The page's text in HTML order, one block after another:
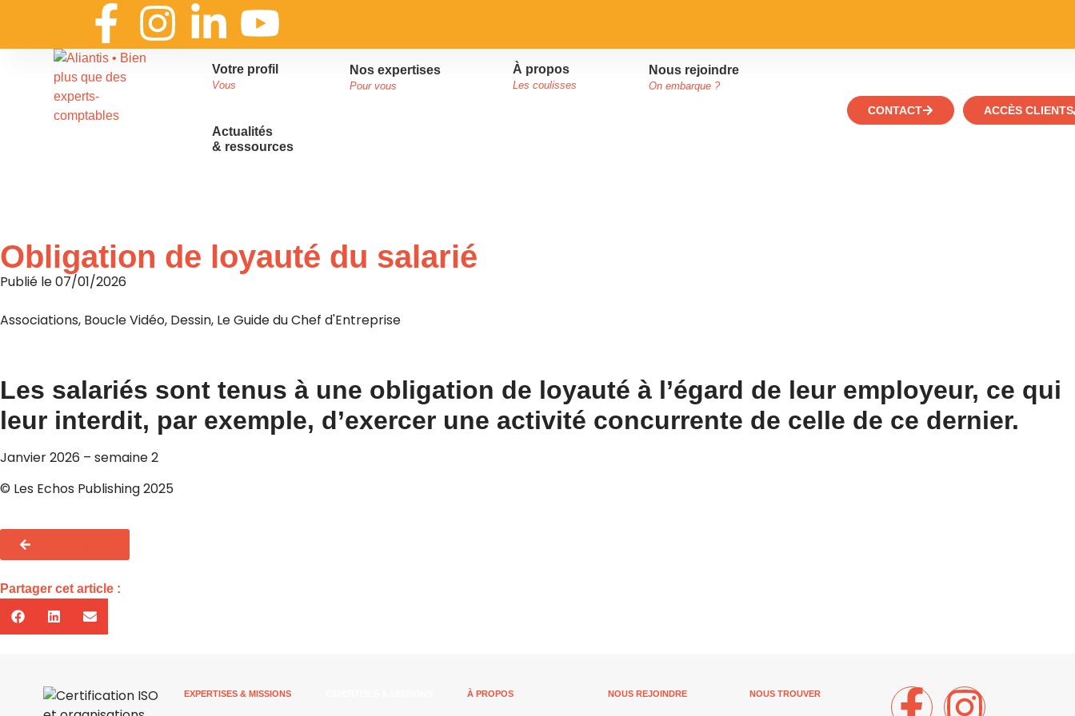
Votre profil
Vous
Nos expertises
Pour vous
À propos
Les coulisses
Nous rejoindre
On embarque ?
Actualités
& ressources
CONTACT ACCÈS CLIENTS
Obligation de loyauté du salarié
Publié le07/01/2026
Associations, Boucle Vidéo, Dessin, Le Guide du Chef d'Entreprise
Les salariés sont tenus à une obligation de loyauté à l’égard de leur employeur, ce qui
leur interdit, par exemple, d’exercer une activité concurrente de celle de ce dernier.
Janvier 2026 – semaine 2
© Les Echos Publishing 2025
Partager cet article :
EXPERTISES & MISSIONS À PROPOS NOUS REJOINDRE NOUS TROUVER